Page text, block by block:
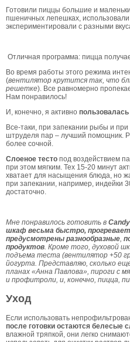
Готовили пиццы большие и
пшеничных лепешках,
экспериментировали с разными
Отличная программа: пицца
Во время работы этого режима
(вентилятор крутится так, что
решетке). Все равномерно
Нам понравилось!
И, конечно, я активно
Все-таки, при запекании рыбы и
штруделя пар – лучший помощник.
более сочной.
Слоеное тесто под воздействием
при этом мягким. Тех 15-20 минут
хватает для насыщения блюда, но
при запекании, например, индейки
достаточно.
Мне понравилось готовить в Candy
шкаф весьма быстро,
предусмотрены разнообразные,
продуктов. Кроме того, духовой
подъема теста (вентилятор +50
йогурта. Представляю, сколько
планах «Анна Павлова», пироги с
и профитроли, и, конечно, пицца,
Уход
Если использовать
после готовки остаются белесые
влажной тряпкой, они легко